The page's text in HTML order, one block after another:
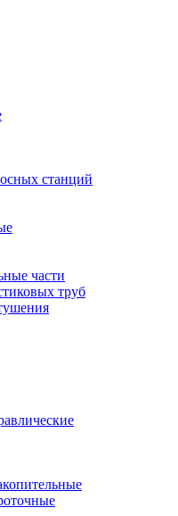
станций
части
труб